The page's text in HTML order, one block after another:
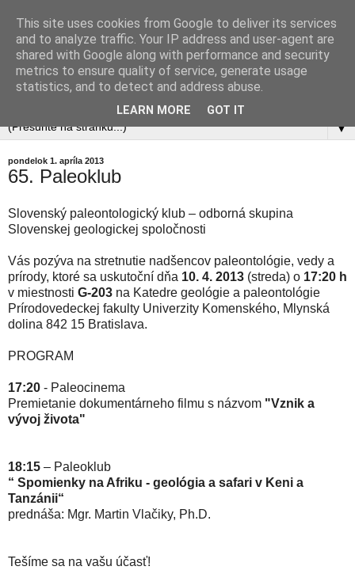
▼
pondelok 1. apríla 2013
65. Paleoklub
Slovenský paleontologický klub – odborná skupina
Slovenskej geologickej spoločnosti
Vás pozýva na stretnutie nadšencov paleontológie, vedy a
prírody, ktoré sa uskutoční dňa 10. 4. 2013 (streda) o 17:20 h
v miestnosti G-203 na Katedre geológie a paleontológie
Prírodovedeckej fakulty Univerzity Komenského, Mlynská
dolina 842 15 Bratislava.
PROGRAM
17:20 - Paleocinema
Premietanie dokumentárneho filmu s názvom "Vznik a
vývoj života"
18:15 – Paleoklub
“ Spomienky na Afriku - geológia a safari v Keni a
Tanzánii“
prednáša: Mgr. Martin Vlačiky, Ph.D.
Tešíme sa na vašu účasť!
This site uses cookies from Google to deliver its services
and to analyze traffic. Your IP address and user-agent are
shared with Google along with performance and security
metrics to ensure quality of service, generate usage
statistics, and to detect and address abuse.
LEARN MORE GOT IT